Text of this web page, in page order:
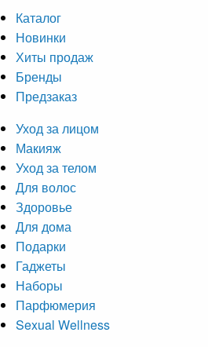
Каталог
Новинки
Хиты продаж
Бренды
Предзаказ
Уход за лицом
Макияж
Уход за телом
Для волос
Здоровье
Для дома
Подарки
Гаджеты
Наборы
Парфюмерия
Sexual Wellness